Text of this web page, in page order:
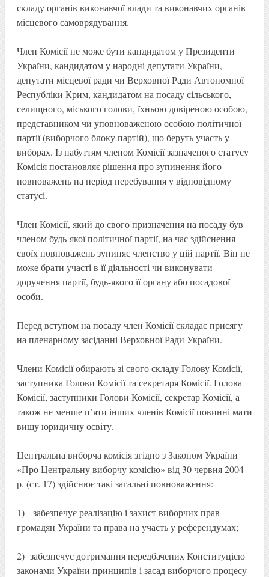
складу органів виконавчої влади та виконавчих органів
місцевого самоврядування.
Член Комісії не може бути кандидатом у Президенти
України, кандидатом у народні депутати України,
депутати місцевої ради чи Верховної Ради Автономної
Республіки Крим, кандидатом на посаду сільського,
селищного, міського голови, їхньою довіреною особою,
представником чи уповноваженою особою політичної
партії (виборчого блоку партій), що беруть участь у
виборах. Із набуттям членом Комісії зазначеного статусу
Комісія постановляє рішення про зупинення його
повноважень на період перебування у відповідному
статусі.
Член Комісії, який до свого призначення на посаду був
членом будь-якої політичної партії, на час здійснення
своїх повноважень зупиняє членство у цій партії. Він не
може брати участі в її діяльності чи виконувати
доручення партії, будь-якого її органу або посадової
особи.
Перед вступом на посаду член Комісії складає присягу
на пленарному засіданні Верховної Ради України.
Члени Комісії обирають зі свого складу Голову Комісії,
заступника Голови Комісії та секретаря Комісії. Голова
Комісії, заступники Голови Комісії, секретар Комісії, а
також не менше п’яти інших членів Комісії повинні мати
вищу юридичну освіту.
Центральна виборча комісія згідно з Законом України
«Про Центральну виборчу комісію» від 30 червня 2004
р. (ст. 17) здійснює такі загальні повноваження:
1) забезпечує реалізацію і захист виборчих прав
громадян України та права на участь у референдумах;
2) забезпечує дотримання передбачених Конституцією
законами України принципів і засад виборчого процесу